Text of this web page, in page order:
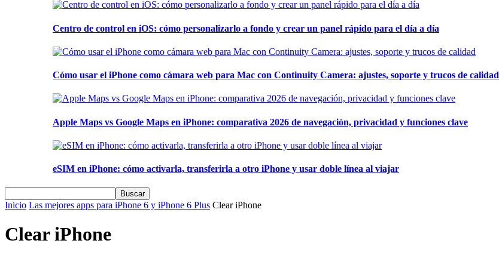
Centro de control en iOS: cómo personalizarlo a fondo y crear un panel rápido para el día a día
Cómo usar el iPhone como cámara web para Mac con Continuity Camera: ajustes, soporte y trucos de calidad
Apple Maps vs Google Maps en iPhone: comparativa 2026 de navegación, privacidad y funciones clave
eSIM en iPhone: cómo activarla, transferirla a otro iPhone y usar doble línea al viajar
Inicio Las mejores apps para iPhone 6 y iPhone 6 Plus Clear iPhone
Clear iPhone